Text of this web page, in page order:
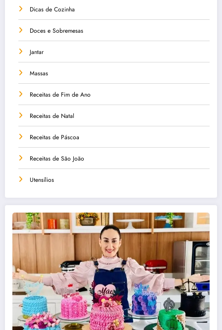
Dicas de Cozinha
Doces e Sobremesas
Jantar
Massas
Receitas de Fim de Ano
Receitas de Natal
Receitas de Páscoa
Receitas de São João
Utensílios